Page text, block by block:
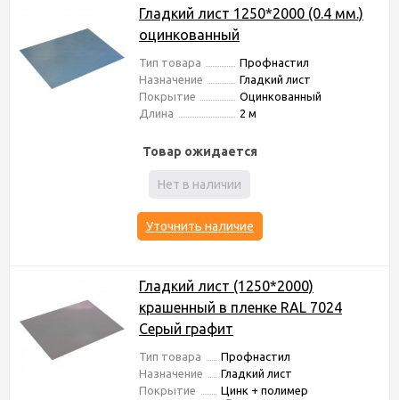
Гладкий лист 1250*2000 (0.4 мм.)
оцинкованный
Тип товара
Профнастил
Назначение
Гладкий лист
Покрытие
Оцинкованный
Длина
2 м
Товар ожидается
Нет в наличии
Уточнить наличие
Гладкий лист (1250*2000)
крашенный в пленке RAL 7024
Серый графит
Тип товара
Профнастил
Назначение
Гладкий лист
Покрытие
Цинк + полимер